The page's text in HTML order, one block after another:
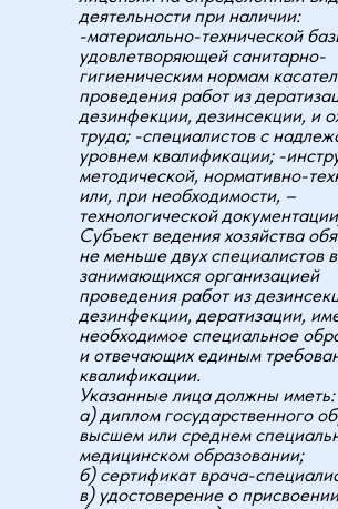
деятельности при наличии:
-материально-технической
удовлетворяющей санитарно-
гигиеническим нормам
проведения работ из
дезинфекции, дезинсекции, и
труда; -специалистов с
уровнем квалификации; -
методической, нормативно-
или, при необходимости, –
технологической
Субъект ведения хозяйства
не меньше двух специалистов
занимающихся организацией
проведения работ из
дезинфекции, дератизации,
необходимое специальное
и отвечающих единым
квалификации.
Указанные лица должны иметь:
а) диплом государственного
высшем или среднем
медицинском образовании;
б) сертификат врача-
в) удостоверение о присвоении